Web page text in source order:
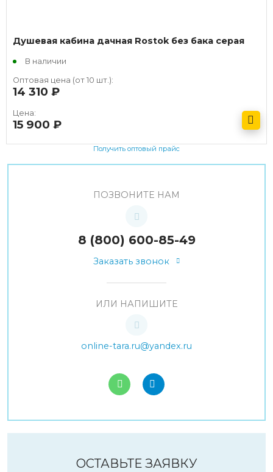
Душевая кабина дачная Rostok без бака серая
В наличии
Оптовая цена (от 10 шт.):
14 310
Цена:
15 900
Получить оптовый прайс
ПОЗВОНИТЕ НАМ
8 (800) 600-85-49
Заказать звонок
ИЛИ НАПИШИТЕ
online-tara.ru@yandex.ru
ОСТАВЬТЕ ЗАЯВКУ